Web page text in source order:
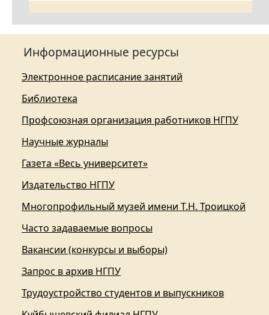
Информационные ресурсы
Электронное расписание занятий
Библиотека
Профсоюзная организация работников НГПУ
Научные журналы
Газета «Весь университет»
Издательство НГПУ
Многопрофильный музей имени Т.Н. Троицкой
Часто задаваемые вопросы
Вакансии (конкурсы и выборы)
Запрос в архив НГПУ
Трудоустройство студентов и выпускников